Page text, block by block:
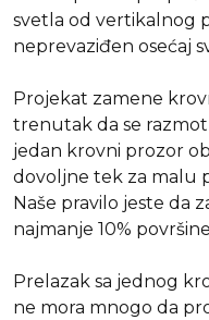
svetla od vertikalnog
neprevaziđen osećaj
Projekat zamene
trenutak da se
jedan krovni prozor
dovoljne tek za malu
Naše pravilo jeste da
najmanje 10%
Prelazak sa jednog
ne mora mnogo da